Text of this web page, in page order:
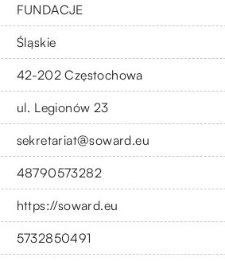
FUNDACJE
Śląskie
42-202 Częstochowa
ul. Legionów 23
sekretariat@soward.eu
48790573282
https://soward.eu
5732850491